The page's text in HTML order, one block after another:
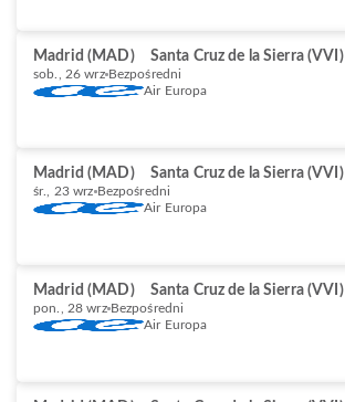
Madrid (MAD) Santa Cruz de la Sierra (VVI)
sob., 26 wrz Bezpośredni
Air Europa
Madrid (MAD) Santa Cruz de la Sierra (VVI)
śr., 23 wrz Bezpośredni
Air Europa
Madrid (MAD) Santa Cruz de la Sierra (VVI)
pon., 28 wrz Bezpośredni
Air Europa